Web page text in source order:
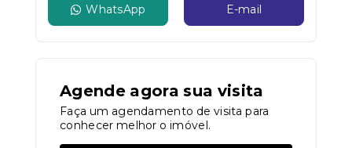
WhatsApp E-mail
Agende agora sua visita
Faça um agendamento de visita para
conhecer melhor o imóvel.